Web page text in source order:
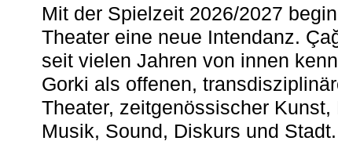
Mit der Spielzeit 2026/2027
Theater eine neue Intendanz.
seit vielen Jahren von innen
Gorki als offenen,
Theater, zeitgenössischer Kunst,
Musik, Sound, Diskurs und Stadt.